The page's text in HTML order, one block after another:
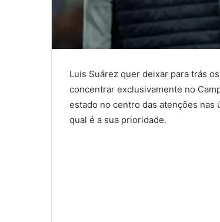
Luis Suárez quer deixar para trás
concentrar exclusivamente no
estado no centro das atenções nas
qual é a sua prioridade.